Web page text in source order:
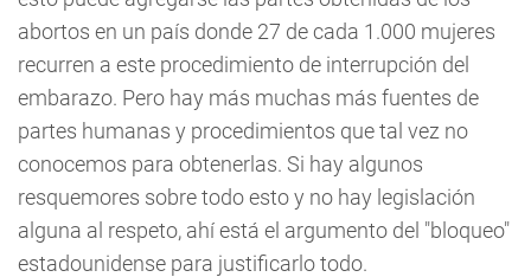
abortos en un país donde 27 de cada 1.000 mujeres
recurren a este procedimiento de interrupción del
embarazo. Pero hay más muchas más fuentes de
partes humanas y procedimientos que tal vez no
conocemos para obtenerlas. Si hay algunos
resquemores sobre todo esto y no hay legislación
alguna al respeto, ahí está el argumento del "bloqueo"
estadounidense para justificarlo todo.